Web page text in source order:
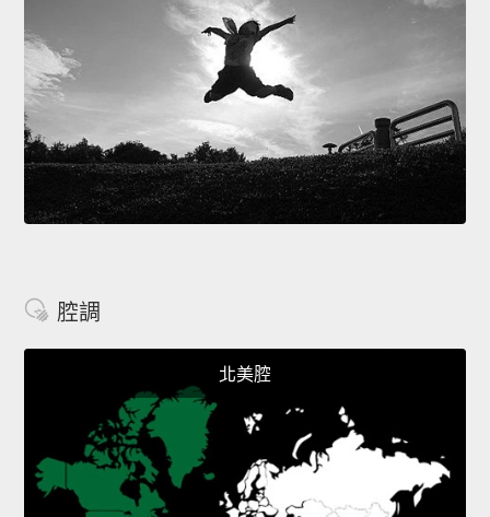
腔調
北美腔